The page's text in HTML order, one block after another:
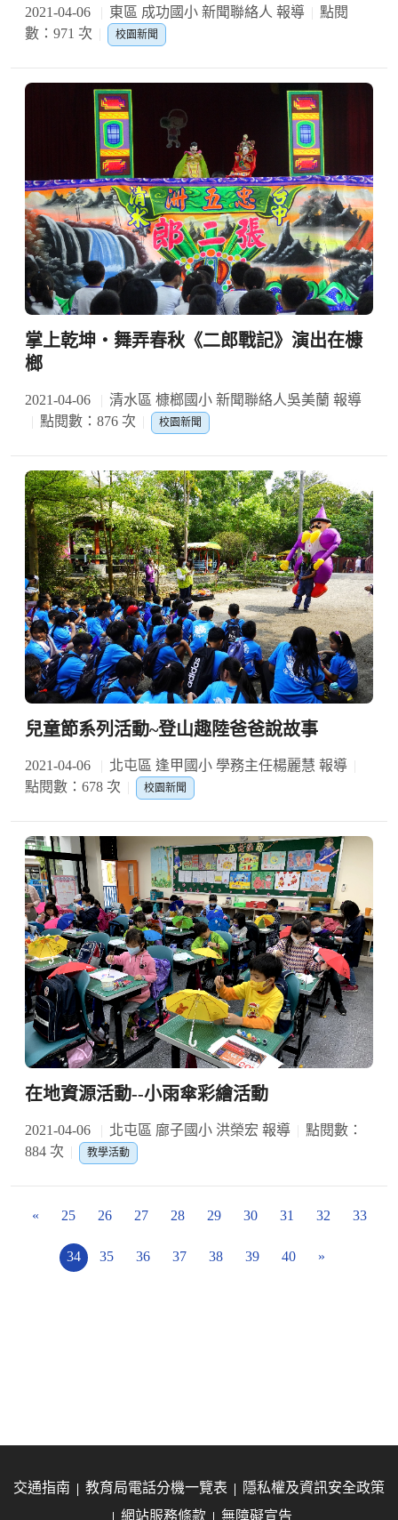
2021-04-06 東區 成功國小 新聞聯絡人 報導
點閱
數：971 次
校園新聞
掌上乾坤‧舞弄春秋《二郎戰記》演出在槺
榔
2021-04-06
清水區 槺榔國小 新聞聯絡人吳美蘭 報導
點閱數：876 次
校園新聞
兒童節系列活動~登山趣陸爸爸說故事
2021-04-06
北屯區 逢甲國小 學務主任楊麗慧 報導
點閱數：678 次
校園新聞
在地資源活動--小雨傘彩繪活動
2021-04-06 北屯區 廍子國小 洪榮宏 報導
點閱數：
884 次
教學活動
« 25 26 27 28 29 30 31 32 33
34 35 36 37 38 39 40 »
交通指南 教育局電話分機一覽表
隱私權及資訊安全政策
網站服務條款
無障礙宣告